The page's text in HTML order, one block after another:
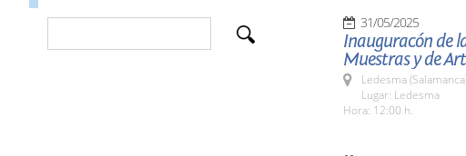
31/05/2025
Inauguracón de
Muestras y de
Ledesma
Lugar: Ledesma
Hora: 12:00 h.